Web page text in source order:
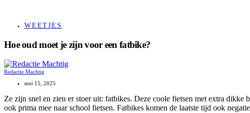
WEETJES
Hoe oud moet je zijn voor een fatbike?
Redactie Machtig
mei 15, 2025
Ze zijn snel en zien er stoer uit: fatbikes. Deze coole fietsen met extra
ook prima mee naar school fietsen. Fatbikes komen de laatste tijd ook